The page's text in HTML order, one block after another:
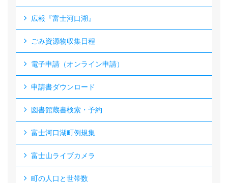
広報『富士河口湖』
ごみ資源物収集日程
電子申請（オンライン申請）
申請書ダウンロード
図書館蔵書検索・予約
富士河口湖町例規集
富士山ライブカメラ
町の人口と世帯数